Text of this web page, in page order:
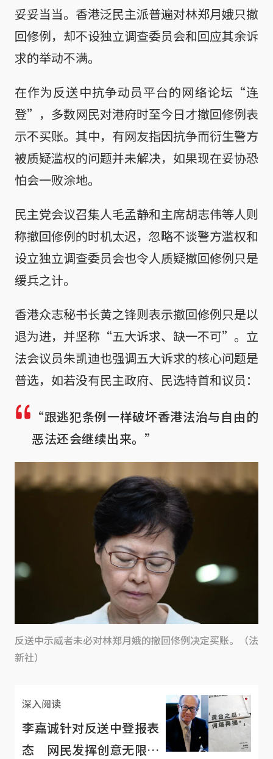
妥妥当当。香港泛民主派普遍对林郑月娥只撤
回修例，却不设独立调查委员会和回应其余诉
求的举动不满。
在作为反送中抗争动员平台的网络论坛“连
登”，多数网民对港府时至今日才撤回修例表
示不买账。其中，有网友指因抗争而衍生警方
被质疑滥权的问题并未解决，如果现在妥协恐
怕会一败涂地。
民主党会议召集人毛孟静和主席胡志伟等人则
称撤回修例的时机太迟，忽略不谈警方滥权和
设立独立调查委员会也令人质疑撤回修例只是
缓兵之计。
香港众志秘书长黄之锋则表示撤回修例只是以
退为进，并坚称“五大诉求、缺一不可”。立
法会议员朱凯迪也强调五大诉求的核心问题是
普选，如若没有民主政府、民选特首和议员：
“跟逃犯条例一样破坏香港法治与自由的
恶法还会继续出来。”
反送中示威者未必对林郑月娥的撤回修例决定买账。（法
新社）
深入阅读
李嘉诚针对反送中登报表
态 网民发挥创意无限解